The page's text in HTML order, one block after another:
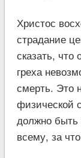
Христос
страдание
сказать,
греха
смерть. Это
физической
должно
всему, за